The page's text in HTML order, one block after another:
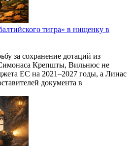
тигра» в нищенку в
за сохранение дотаций из
Крепшты, Вильнюс не
ЕС на 2021–2027 годы, а Линас
документа в